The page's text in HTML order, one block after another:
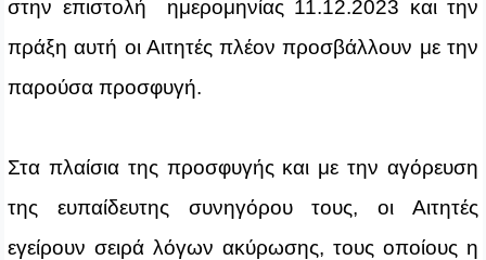
στην επιστολή ημερομηνίας 11.12.2023 και την
πράξη αυτή οι Αιτητές πλέον προσβάλλουν με την
παρούσα προσφυγή.
Στα πλαίσια της προσφυγής και με την αγόρευση
της ευπαίδευτης συνηγόρου τους, οι Αιτητές
εγείρουν σειρά λόγων ακύρωσης, τους οποίους η